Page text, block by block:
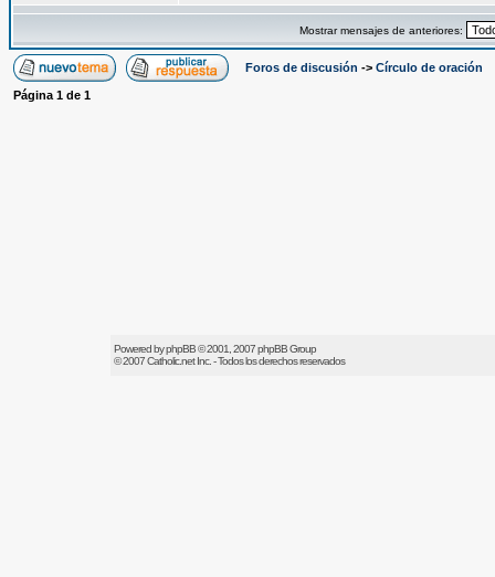
Mostrar mensajes de anteriores:
Foros de discusión -> Círculo de oración
Página 1 de 1
Powered byphpBB© 2001, 2007 phpBB Group
© 2007Catholic.netInc. - Todos los derechos reservados